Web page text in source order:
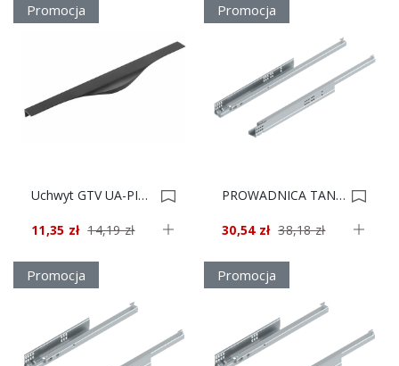
Promocja
Uchwyt GTV UA-PICADO-256-296-20M Czarny Mat *** 0020345
11,35 zł 14,19 zł
Promocja
PROWADNICA TANDEM 550F5500 BEZ BLUMOT*** 0019389
30,54 zł 38,18 zł
Promocja Promocja